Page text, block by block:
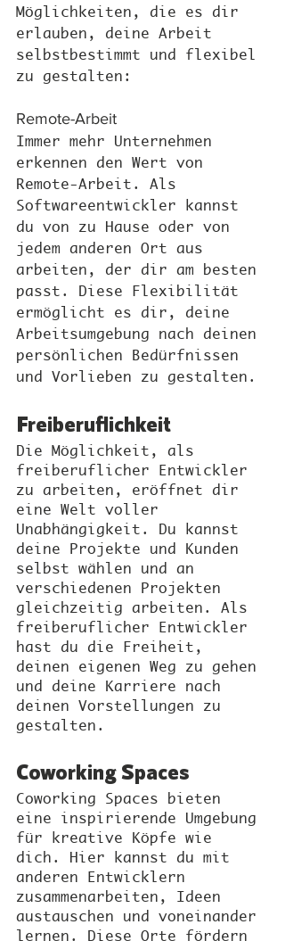
Möglichkeiten, die es dir
erlauben, deine Arbeit
selbstbestimmt und flexibel
zu gestalten:
Remote-Arbeit
Immer mehr Unternehmen
erkennen den Wert von
Remote-Arbeit. Als
Softwareentwickler kannst
du von zu Hause oder von
jedem anderen Ort aus
arbeiten, der dir am besten
passt. Diese Flexibilität
ermöglicht es dir, deine
Arbeitsumgebung nach deinen
persönlichen Bedürfnissen
und Vorlieben zu gestalten.
Freiberuflichkeit
Die Möglichkeit, als
freiberuflicher Entwickler
zu arbeiten, eröffnet dir
eine Welt voller
Unabhängigkeit. Du kannst
deine Projekte und Kunden
selbst wählen und an
verschiedenen Projekten
gleichzeitig arbeiten. Als
freiberuflicher Entwickler
hast du die Freiheit,
deinen eigenen Weg zu gehen
und deine Karriere nach
deinen Vorstellungen zu
gestalten.
Coworking Spaces
Coworking Spaces bieten
eine inspirierende Umgebung
für kreative Köpfe wie
dich. Hier kannst du mit
anderen Entwicklern
zusammenarbeiten, Ideen
austauschen und voneinander
lernen. Diese Orte fördern